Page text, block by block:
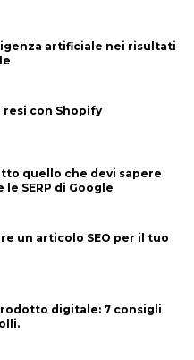
artificiale nei risultati
resi con Shopify
quello che devi sapere
SERP di Google
un articolo SEO per il tuo
digitale: 7 consigli